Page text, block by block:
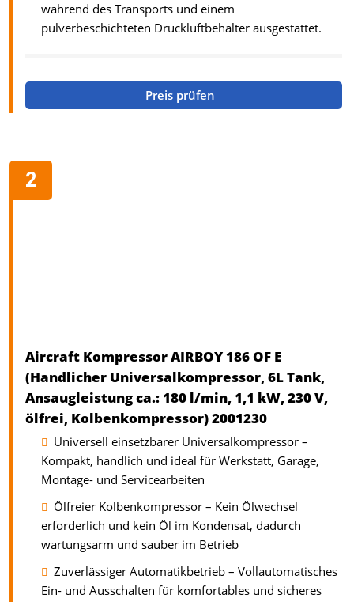
während des Transports und einem
pulverbeschichteten Druckluftbehälter ausgestattet.
Preis prüfen
Aircraft Kompressor AIRBOY 186 OF E
(Handlicher Universalkompressor, 6L Tank,
Ansaugleistung ca.: 180 l/min, 1,1 kW, 230 V,
ölfrei, Kolbenkompressor) 2001230
Universell einsetzbarer Universalkompressor –
Kompakt, handlich und ideal für Werkstatt, Garage,
Montage- und Servicearbeiten
Ölfreier Kolbenkompressor – Kein Ölwechsel
erforderlich und kein Öl im Kondensat, dadurch
wartungsarm und sauber im Betrieb
Zuverlässiger Automatikbetrieb – Vollautomatisches
Ein- und Ausschalten für komfortables und sicheres